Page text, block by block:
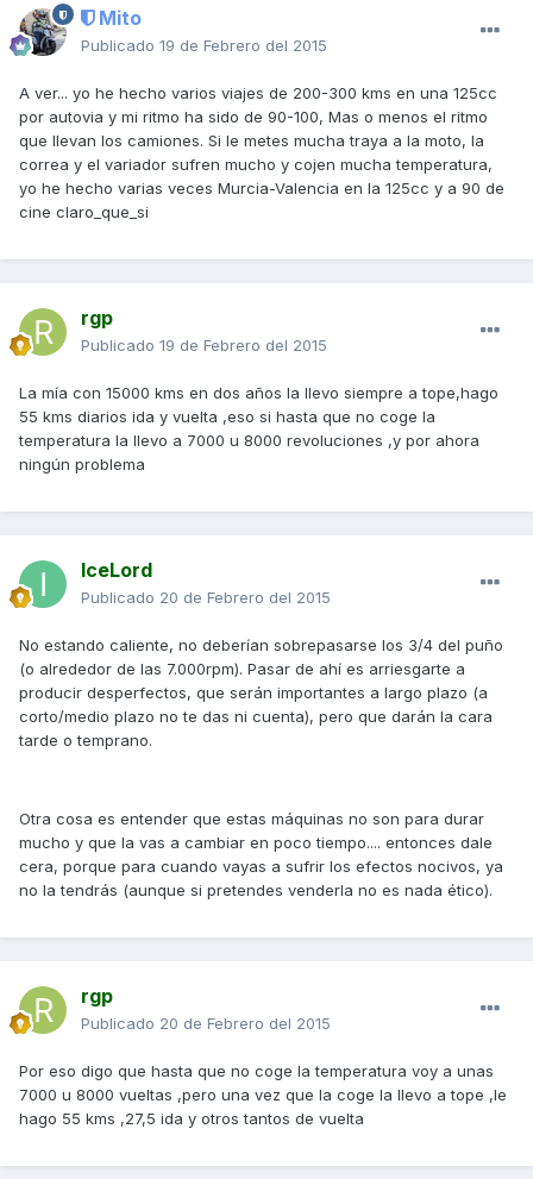
Mito
Publicado 19 de Febrero del 2015
A ver... yo he hecho varios viajes de 200-300 kms en una 125cc
por autovia y mi ritmo ha sido de 90-100, Mas o menos el ritmo
que llevan los camiones. Si le metes mucha traya a la moto, la
correa y el variador sufren mucho y cojen mucha temperatura,
yo he hecho varias veces Murcia-Valencia en la 125cc y a 90 de
cine claro_que_si
rgp
Publicado 19 de Febrero del 2015
La mía con 15000 kms en dos años la llevo siempre a tope,hago
55 kms diarios ida y vuelta ,eso si hasta que no coge la
temperatura la llevo a 7000 u 8000 revoluciones ,y por ahora
ningún problema
IceLord
Publicado 20 de Febrero del 2015
No estando caliente, no deberían sobrepasarse los 3/4 del puño
(o alrededor de las 7.000rpm). Pasar de ahí es arriesgarte a
producir desperfectos, que serán importantes a largo plazo (a
corto/medio plazo no te das ni cuenta), pero que darán la cara
tarde o temprano.
Otra cosa es entender que estas máquinas no son para durar
mucho y que la vas a cambiar en poco tiempo.... entonces dale
cera, porque para cuando vayas a sufrir los efectos nocivos, ya
no la tendrás (aunque si pretendes venderla no es nada ético).
rgp
Publicado 20 de Febrero del 2015
Por eso digo que hasta que no coge la temperatura voy a unas
7000 u 8000 vueltas ,pero una vez que la coge la llevo a tope ,le
hago 55 kms ,27,5 ida y otros tantos de vuelta